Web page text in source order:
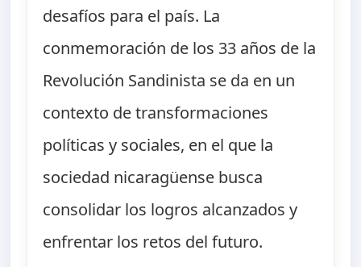
desafíos para el país. La
conmemoración de los 33 años de la
Revolución Sandinista se da en un
contexto de transformaciones
políticas y sociales, en el que la
sociedad nicaragüense busca
consolidar los logros alcanzados y
enfrentar los retos del futuro.